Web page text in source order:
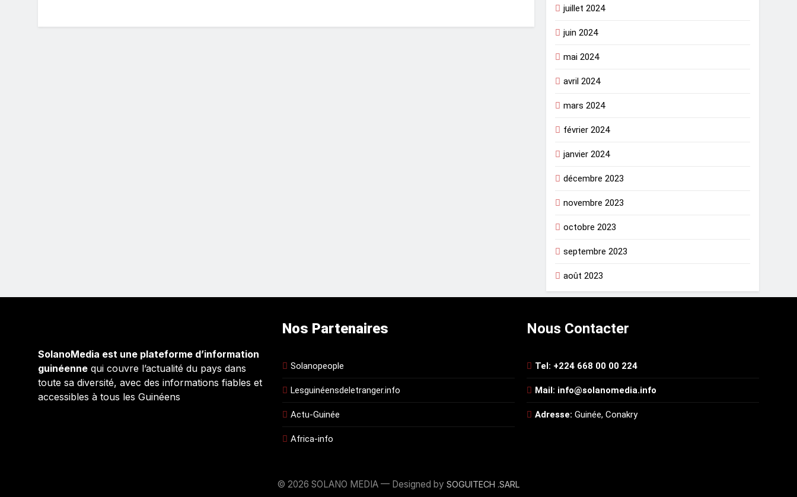
juillet 2024
juin 2024
mai 2024
avril 2024
mars 2024
février 2024
janvier 2024
décembre 2023
novembre 2023
octobre 2023
septembre 2023
août 2023
SolanoMedia est une plateforme d’information
guinéenne qui couvre l’actualité du pays dans
toute sa diversité, avec des informations fiables et
accessibles à tous les Guinéens
Nos Partenaires
Solanopeople
Lesguinéensdeletranger.info
Actu-Guinée
Africa-info
Nous Contacter
Tel: +224 668 00 00 224
Mail: info@solanomedia.info
Adresse: Guinée, Conakry
© 2026 SOLANO MEDIA — Designed by SOGUITECH .SARL